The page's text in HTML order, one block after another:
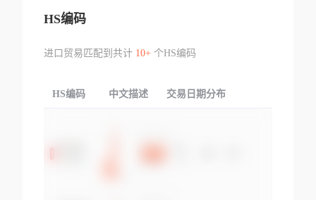
HS编码
进口贸易匹配到共计 10+个HS编码
HS编码 中文描述 交易日期分布